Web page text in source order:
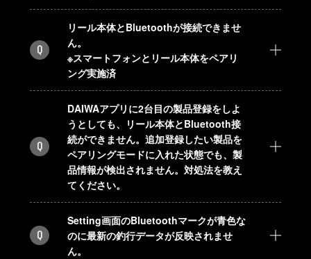
Q
リール本体とBluetoothが接続できませ
ん。
※スマートフォンとリール本体をペアリ
ング実施済
Q
DAIWAアプリに2台目の製品登録をしよ
うとしても、リール本体とBluetooth接
続ができません。追加登録したい製品を
ペアリングモードに入れた状態でも、製
品情報が検出されません。対処法を教え
てください。
Q
Setting画面のBluetoothマークが青色な
のに最新の釣行データが反映されませ
ん。